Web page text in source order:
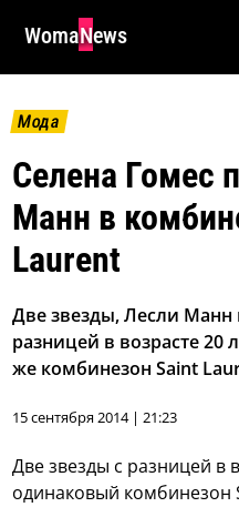
WomaNews
Мода
Селена Гомес
Манн в
Laurent
Две звезды, Лесли Манн
разницей в возрасте 20
же комбинезон Saint
15 сентября 2014 | 21:23
Две звезды с разницей в
одинаковый комбинезон